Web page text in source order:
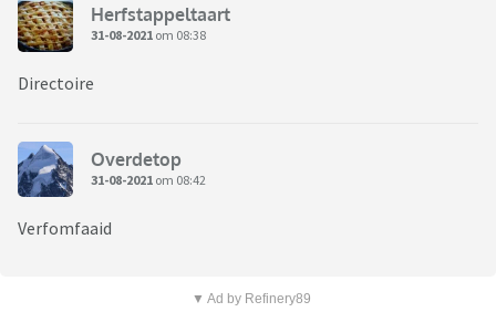
Herfstappeltaart
31-08-2021 om 08:38
Directoire
Overdetop
31-08-2021 om 08:42
Verfomfaaid
▼ Ad by Refinery89